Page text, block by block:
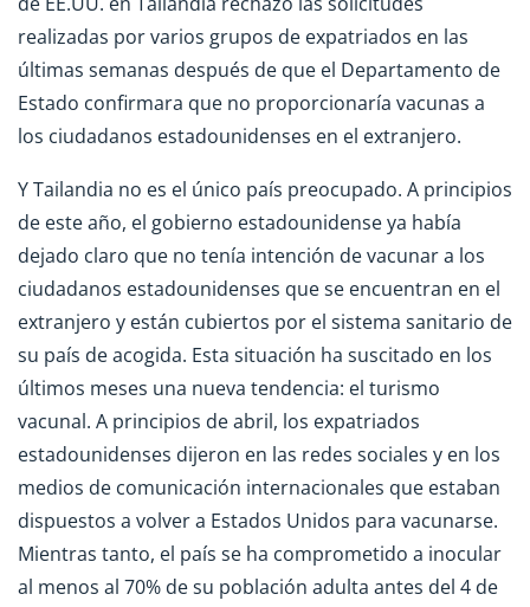
realizadas por varios grupos de expatriados en las
últimas semanas después de que el Departamento de
Estado confirmara que no proporcionaría vacunas a
los ciudadanos estadounidenses en el extranjero.
Y Tailandia no es el único país preocupado. A principios
de este año, el gobierno estadounidense ya había
dejado claro que no tenía intención de vacunar a los
ciudadanos estadounidenses que se encuentran en el
extranjero y están cubiertos por el sistema sanitario de
su país de acogida. Esta situación ha suscitado en los
últimos meses una nueva tendencia: el turismo
vacunal. A principios de abril, los expatriados
estadounidenses dijeron en las redes sociales y en los
medios de comunicación internacionales que estaban
dispuestos a volver a Estados Unidos para vacunarse.
Mientras tanto, el país se ha comprometido a inocular
al menos al 70% de su población adulta antes del 4 de